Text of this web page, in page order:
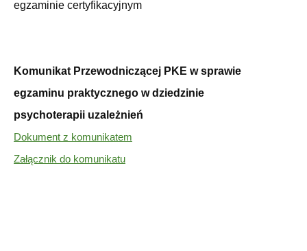
egzaminie certyfikacyjnym
Komunikat Przewodniczącej PKE w sprawie
egzaminu praktycznego w dziedzinie
psychoterapii uzależnień
Dokument z komunikatem
Załącznik do komunikatu